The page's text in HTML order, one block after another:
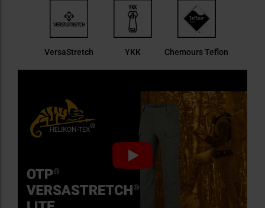
VersaStretch YKK Chemours Teflon